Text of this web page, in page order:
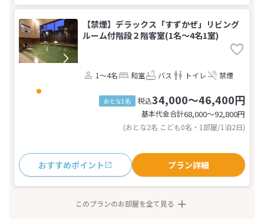
【禁煙】デラックス「すずかぜ」リビング
ルーム付階段２階客室(1名～4名1室)
1～4名 和室 バス トイレ 禁煙
おとな1名 税込34,000～46,400円
基本代金合計68,000〜92,800円
(おとな2名 こども0名・1部屋/1泊2日)
おすすめポイント プラン詳細
このプランのお部屋を全て見る